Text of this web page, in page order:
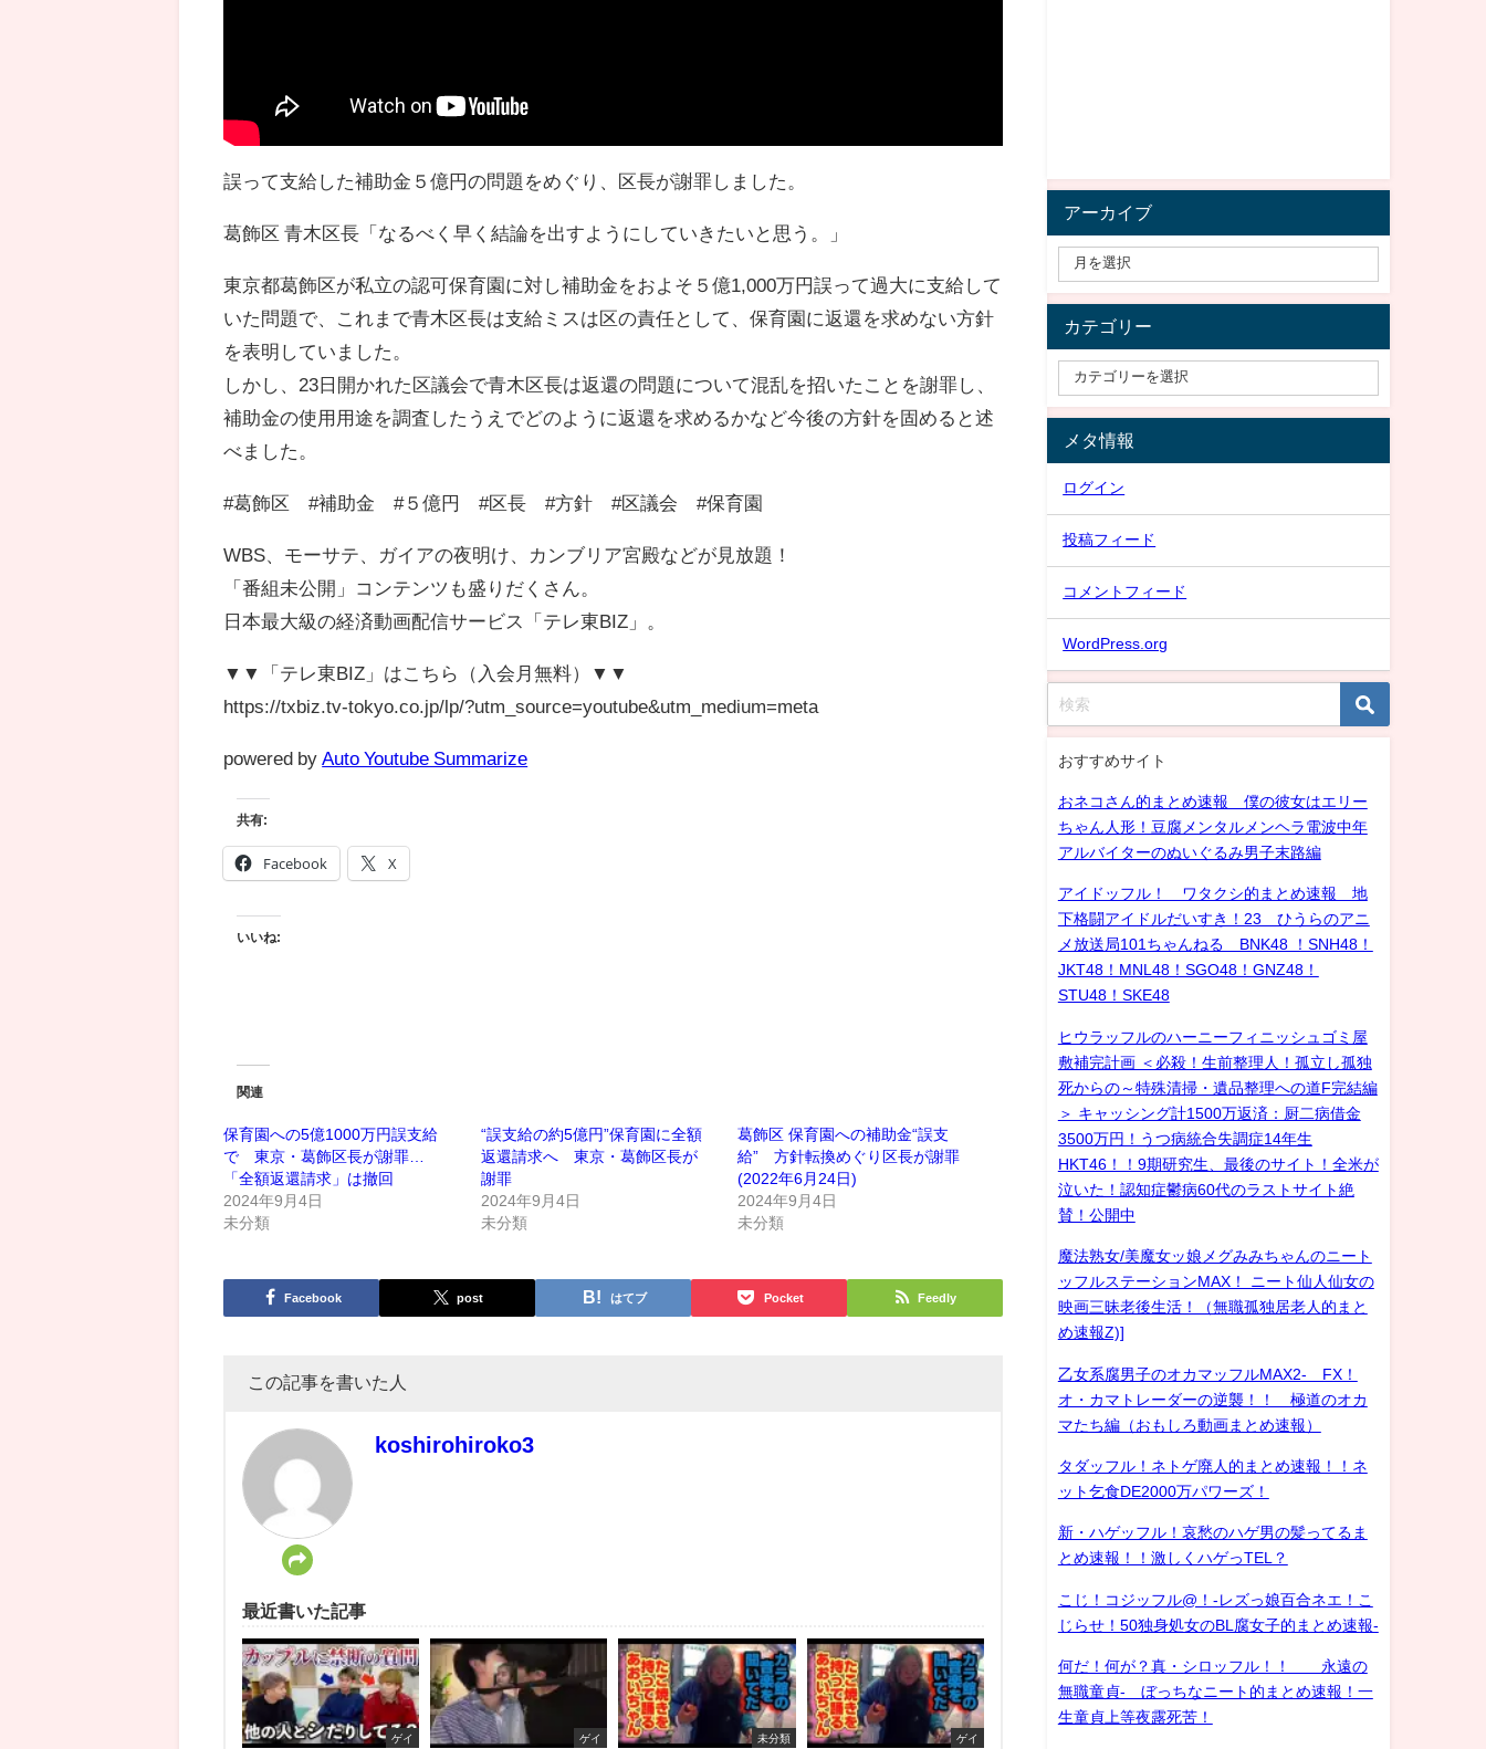
誤って支給した補助金５億円の問題をめぐり、区長が謝罪しました。
葛飾区 青木区長「なるべく早く結論を出すようにしていきたいと思う。」
東京都葛飾区が私立の認可保育園に対し補助金をおよそ５億1,000万円誤って過大に支給して
いた問題で、これまで青木区長は支給ミスは区の責任として、保育園に返還を求めない方針
を表明していました。
しかし、23日開かれた区議会で青木区長は返還の問題について混乱を招いたことを謝罪し、
補助金の使用用途を調査したうえでどのように返還を求めるかなど今後の方針を固めると述
べました。
#葛飾区 #補助金 #５億円 #区長 #方針 #区議会 #保育園
WBS、モーサテ、ガイアの夜明け、カンブリア宮殿などが見放題！
「番組未公開」コンテンツも盛りだくさん。
日本最大級の経済動画配信サービス「テレ東BIZ」。
▼▼「テレ東BIZ」はこちら（入会月無料）▼▼
https://txbiz.tv-tokyo.co.jp/lp/?utm_source=youtube&utm_medium=meta
powered by Auto Youtube Summarize
共有:
Facebook X
いいね:
関連
保育園への5億1000万円誤支給
で 東京・葛飾区長が謝罪…
「全額返還請求」は撤回
2024年9月4日
未分類
“誤支給の約5億円”保育園に全額
返還請求へ 東京・葛飾区長が
謝罪
2024年9月4日
未分類
葛飾区 保育園への補助金“誤支
給” 方針転換めぐり区長が謝罪
(2022年6月24日)
2024年9月4日
未分類
Facebook post はてブ Pocket Feedly
この記事を書いた人
koshirohiroko3
最近書いた記事
ゲイ ゲイ 未分類 ゲイ
アーカイブ
カテゴリー
メタ情報
ログイン
投稿フィード
コメントフィード
WordPress.org
おすすめサイト
おネコさん的まとめ速報 僕の彼女はエリー
ちゃん人形！豆腐メンタルメンヘラ電波中年
アルバイターのぬいぐるみ男子末路編
アイドッフル！ ワタクシ的まとめ速報 地
下格闘アイドルだいすき！23 ひうらのアニ
メ放送局101ちゃんねる BNK48 ！SNH48！
JKT48！MNL48！SGO48！GNZ48！
STU48！SKE48
ヒウラッフルのハーニーフィニッシュゴミ屋
敷補完計画 ＜必殺！生前整理人！孤立し孤独
死からの～特殊清掃・遺品整理への道F完結編
＞ キャッシング計1500万返済：厨二病借金
3500万円！うつ病統合失調症14年生
HKT46！！9期研究生、最後のサイト！全米が
泣いた！認知症鬱病60代のラストサイト絶
賛！公開中
魔法熟女/美魔女ッ娘メグみみちゃんのニート
ッフルステーションMAX！ ニート仙人仙女の
映画三昧老後生活！（無職孤独居老人的まと
め速報Z)]
乙女系腐男子のオカマッフルMAX2- FX！
オ・カマトレーダーの逆襲！！ 極道のオカ
マたち編（おもしろ動画まとめ速報）
タダッフル！ネトゲ廃人的まとめ速報！！ネ
ット乞食DE2000万パワーズ！
新・ハゲッフル！哀愁のハゲ男の髪ってるま
とめ速報！！激しくハゲっTEL？
こじ！コジッフル@！-レズっ娘百合ネエ！こ
じらせ！50独身処女のBL腐女子的まとめ速報-
何だ！何が？真・シロッフル！！ 永遠の
無職童貞- ぼっちなニート的まとめ速報！一
生童貞上等夜露死苦！